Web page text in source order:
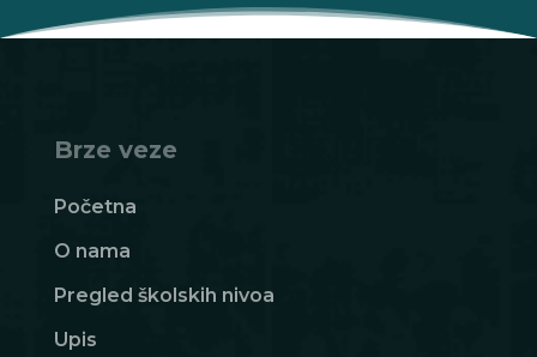
Brze veze
Početna
O nama
Pregled školskih nivoa
Upis